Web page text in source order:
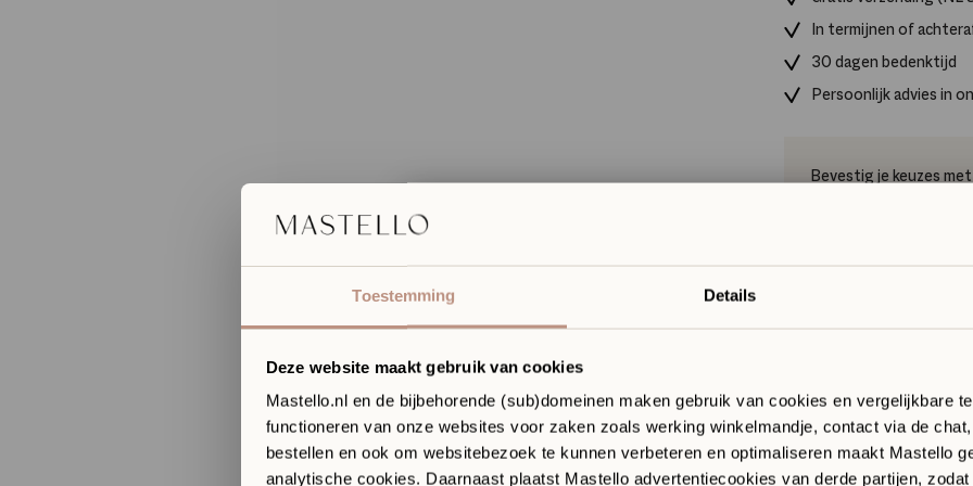
Toestemming Details
Deze website maakt gebruik van cookies
Mastello.nl en de bijbehorende (sub)domeinen maken gebruik van cookies en vergelijkbare
functioneren van onze websites voor zaken zoals werking winkelmandje, contact via de
bestellen en ook om websitebezoek te kunnen verbeteren en optimaliseren maakt Mastello
analytische cookies. Daarnaast plaatst Mastello advertentiecookies van derde partijen,
In termijnen of
30 dagen bedenktijd
Persoonlijk advies in
Bevestig je keuzes
Heb je een offerte of
besproken? Wij helpen
maken.
Artikelnummer
Ervaar jouw
toekomstige badkamer
in onze Sanitair
Boutique
In onze Sanitair Boutique met showroom in Hilversum
✓ ​Ontdek materialen, kleuren en design in het echt
Persoonlijk stijladvies afgestemd op jouw interieur